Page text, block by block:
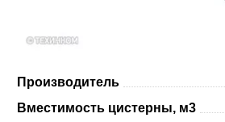
Производитель
Вместимость цистерны, м3